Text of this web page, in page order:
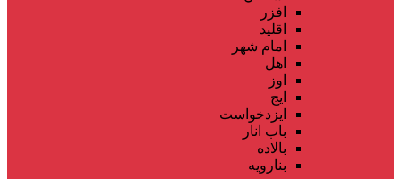
افزر
اقلید
امام شهر
اهل
اوز
ایج
ایزدخواست
باب انار
بالاده
بنارویه